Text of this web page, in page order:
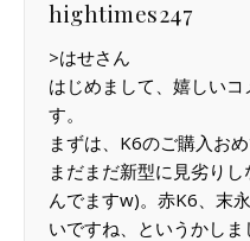
hightimes247
>はせさん
はじめまして、嬉しい
す。
まずは、K6のご購入お
まだまだ新型に見劣り
んでますw)。赤K6、末
いですね、というかしま